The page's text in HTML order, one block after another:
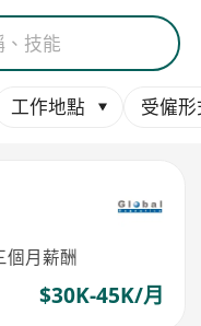
工作地點 受僱形
個月薪酬
$30K-45K/月